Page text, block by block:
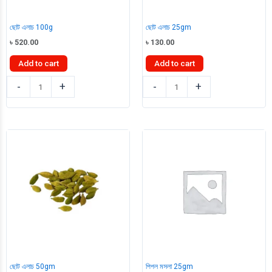
ছোট এলাচ 100g
৳ 520.00
Add to cart
-
এলাচ
100g
+
ছোট এলাচ 25gm
৳ 130.00
Add to cart
-
এলাচ
25gm
+
ছোট এলাচ 50gm
পিপল মসলা 25gm